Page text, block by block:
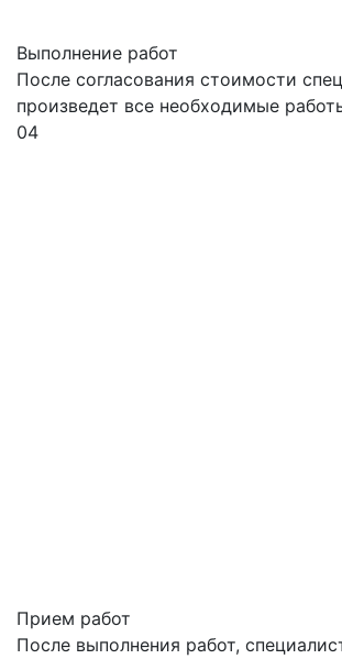
Выполнение работ
После согласования стоимости
произведет все необходимые
04
Прием работ
После выполнения работ,